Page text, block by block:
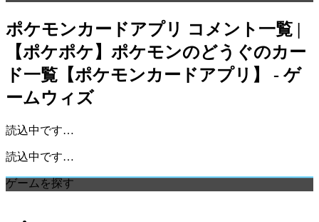
ポケモンカードアプリ コメント一覧 |
【ポケポケ】ポケモンのどうぐのカー
ド一覧【ポケモンカードアプリ】 - ゲ
ームウィズ
読込中です…
読込中です…
ゲームを探す